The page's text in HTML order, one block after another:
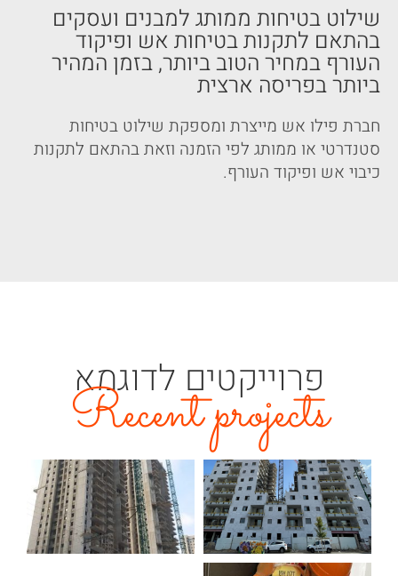
שילוט בטיחות ממותג למבנים ועסקים
בהתאם לתקנות בטיחות אש ופיקוד
העורף במחיר הטוב ביותר, בזמן המהיר
ביותר בפריסה ארצית
חברת פילו אש מייצרת ומספקת שילוט בטיחות
סטנדרטי או ממותג לפי הזמנה וזאת בהתאם לתקנות
כיבוי אש ופיקוד העורף.
פרוייקטים לדוגמא
Recent projects